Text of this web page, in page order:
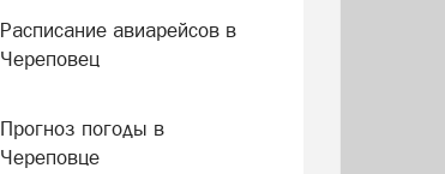
Расписание авиарейсов в
Череповец
Прогноз погоды в
Череповце